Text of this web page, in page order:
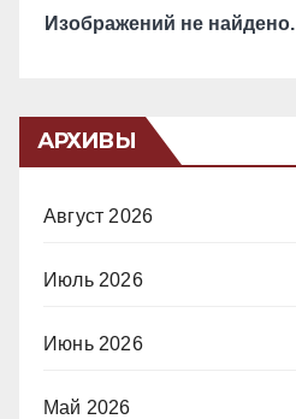
Изображений не найдено.
АРХИВЫ
Август 2026
Июль 2026
Июнь 2026
Май 2026